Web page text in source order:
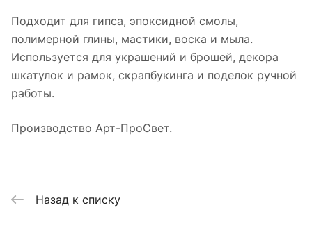
Подходит для гипса, эпоксидной смолы,
полимерной глины, мастики, воска и мыла.
Используется для украшений и брошей, декора
шкатулок и рамок, скрапбукинга и поделок ручной
работы.
Производство Арт-ПроСвет.
Назад к списку